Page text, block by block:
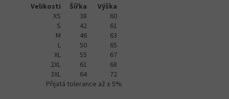
Velikosti
Šířka
Výška
XS
38
60
S
42
61
M
46
63
L
50
65
XL
55
67
2XL
61
68
3XL
64
72
Přijatá tolerance až ± 5%